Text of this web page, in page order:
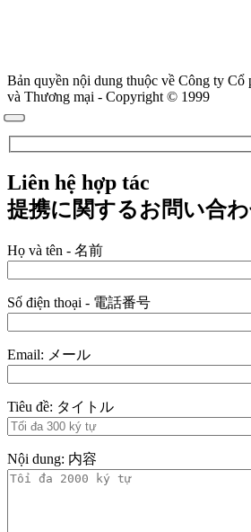
Bản quyền nội dung thuộc về Công ty Cổ
và Thương mại - Copyright © 1999
Liên hệ hợp tác
提携に関するお問い合
Họ và tên - 名前
Số điện thoại - 電話番号
Email: メール
Tiêu đề: タイトル
Nội dung: 内容